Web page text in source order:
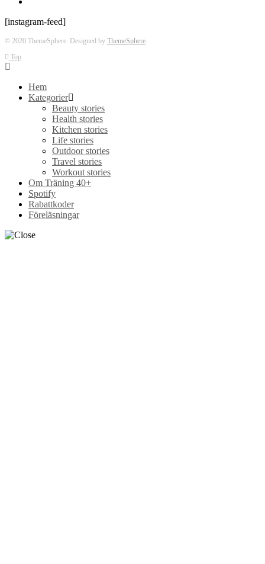
[instagram-feed]
© 2020 ThemeSphere. Designed by ThemeSphere.
Top
Hem
Kategorier
Beauty stories
Health stories
Kitchen stories
Life stories
Outdoor stories
Travel stories
Workout stories
Om Träning 40+
Spotify
Rabattkoder
Föreläsningar